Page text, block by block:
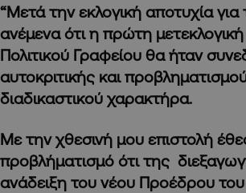
“Μετά την εκλογική αποτυχία
ανέμενα ότι η πρώτη
Πολιτικού Γραφείου θα ήταν
αυτοκριτικής και
διαδικαστικού χαρακτήρα.
Με την χθεσινή μου επιστολή
προβλήματισμό ότι της
ανάδειξη του νέου Προέδρου